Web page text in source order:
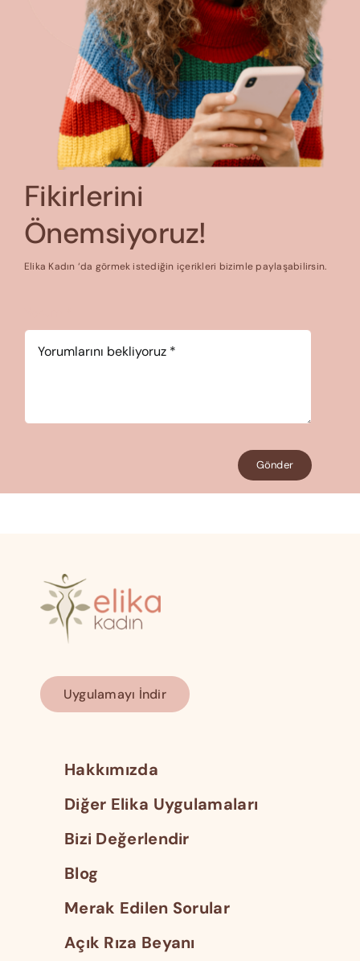
Fikirlerini
Önemsiyoruz!
Elika Kadın ‘da görmek istediğin içerikleri bizimle paylaşabilirsin.
Gönder
Uygulamayı İndir
Hakkımızda
Diğer Elika Uygulamaları
Bizi Değerlendir
Blog
Merak Edilen Sorular
Açık Rıza Beyanı